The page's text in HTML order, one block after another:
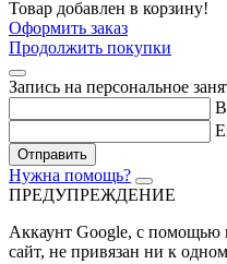
Товар добавлен в корзину!
Оформить заказ
Продолжить покупки
Запись на персональное
Отправить
Нужна помощь?
ПРЕДУПРЕЖДЕНИЕ
Аккаунт Google, с помощью
сайт, не привязан ни к одному из пользователей сайта. Если